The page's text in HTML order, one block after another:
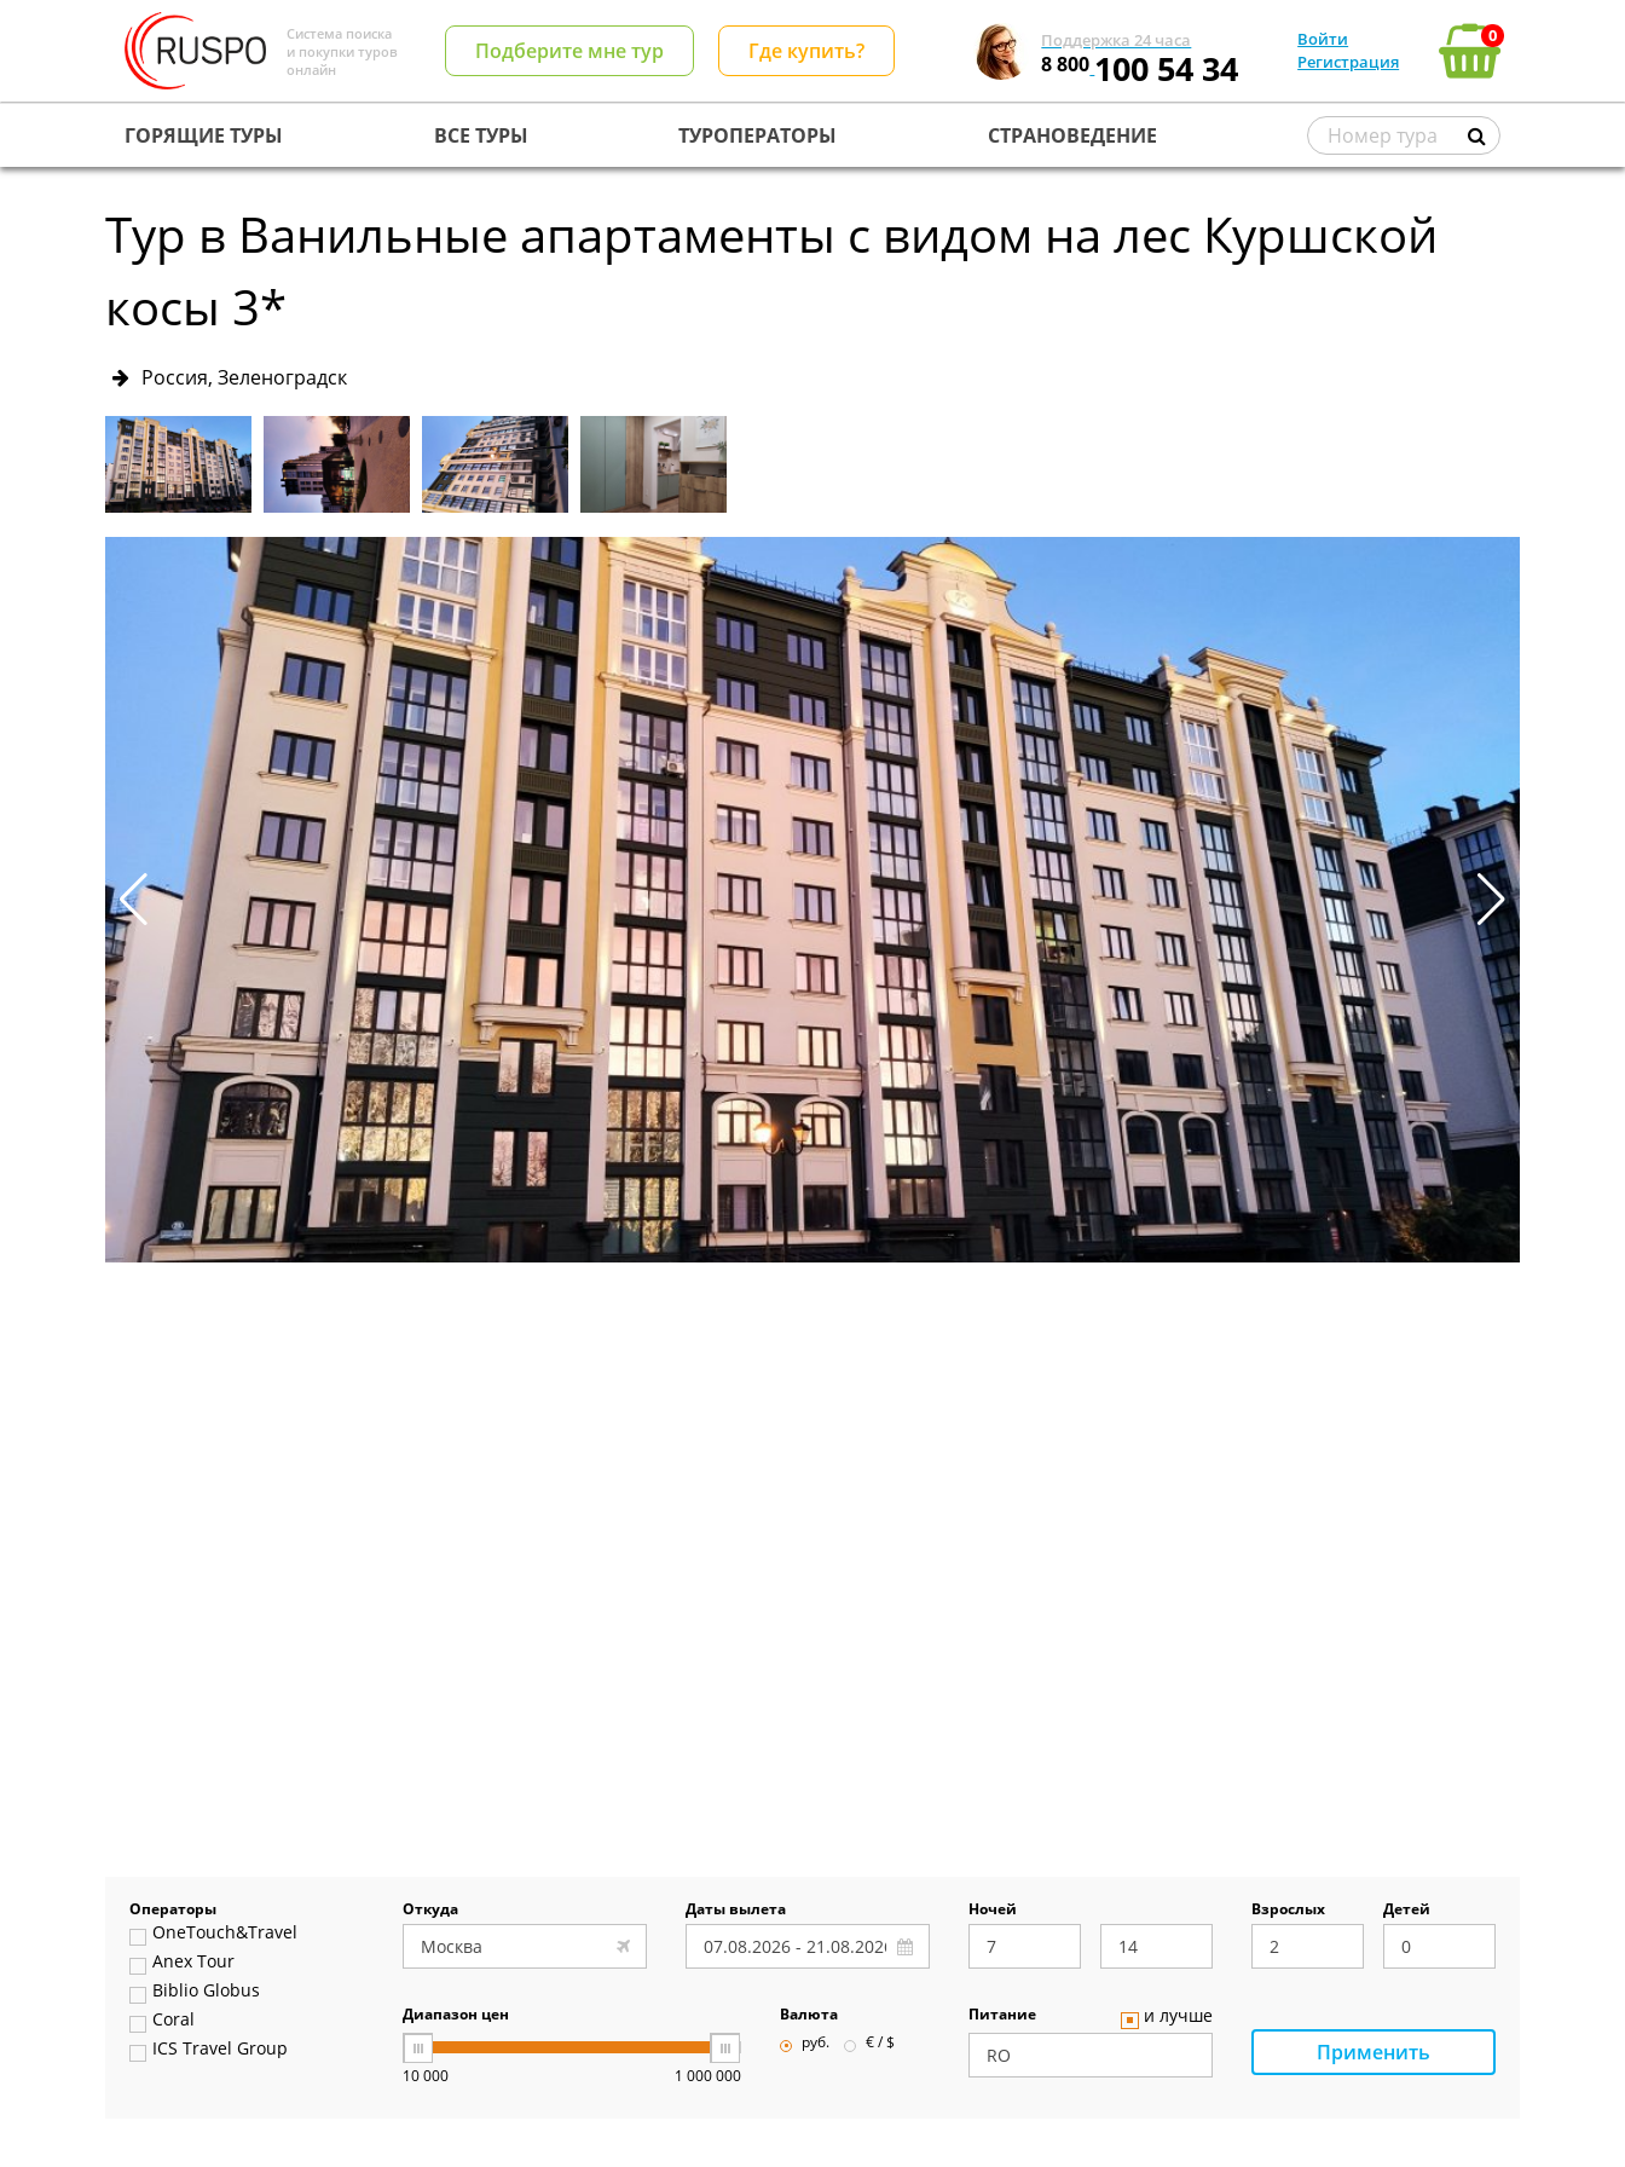
Система поиска
и покупки туров
онлайн
Подберите мне тур Где купить? Поддержка 24 часа
8 800100 54 34
Войти
Регистрация
0
ГОРЯЩИЕ ТУРЫ ВСЕ ТУРЫ ТУРОПЕРАТОРЫ СТРАНОВЕДЕНИЕ
Тур в Ванильные апартаменты с видом на лес Куршской
косы 3*
Россия, Зеленоградск
Операторы
OneTouch&Travel
Anex Tour
Biblio Globus
Coral
ICS Travel Group
Откуда Даты вылета Ночей Взрослых Детей
Диапазон цен
10 000 1 000 000
Валюта
руб.
€ / $
Питание и лучше
Применить